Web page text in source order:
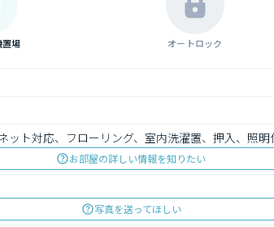
置場 オートロック
ット対応、フローリング、室内洗濯置、押入、照明
お部屋の詳しい情報を知りたい
写真を送ってほしい